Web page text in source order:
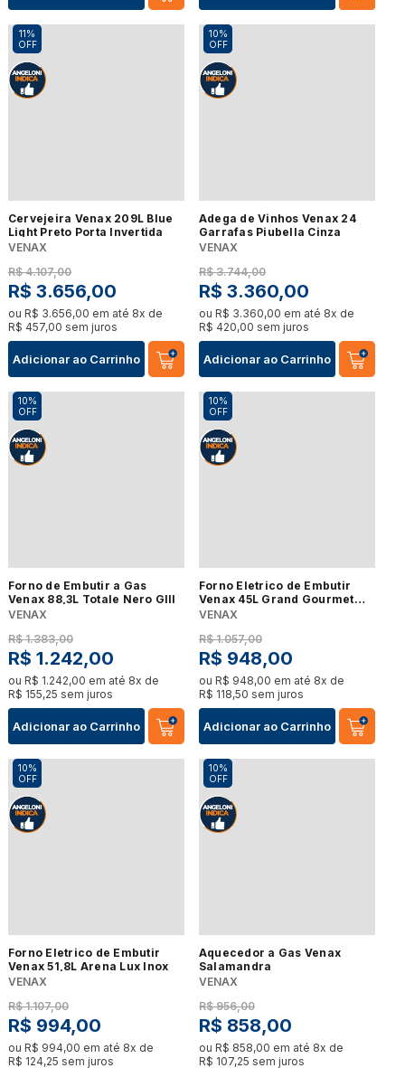
11%
OFF
Cervejeira Venax 209L Blue
Light Preto Porta Invertida
VENAX
R$ 4.107,00
R$ 3.656,00
ou R$ 3.656,00 em até 8x de
R$ 457,00 sem juros
Adicionar ao Carrinho
10%
OFF
Adega de Vinhos Venax 24
Garrafas Piubella Cinza
VENAX
R$ 3.744,00
R$ 3.360,00
ou R$ 3.360,00 em até 8x de
R$ 420,00 sem juros
Adicionar ao Carrinho
10%
OFF
Forno de Embutir a Gas
Venax 88,3L Totale Nero GIII
VENAX
R$ 1.383,00
R$ 1.242,00
ou R$ 1.242,00 em até 8x de
R$ 155,25 sem juros
Adicionar ao Carrinho
10%
OFF
Forno Eletrico de Embutir
Venax 45L Grand Gourmet
Inox
VENAX
R$ 1.057,00
R$ 948,00
ou R$ 948,00 em até 8x de
R$ 118,50 sem juros
Adicionar ao Carrinho
10%
OFF
Forno Eletrico de Embutir
Venax 51,8L Arena Lux Inox
VENAX
R$ 1.107,00
R$ 994,00
ou R$ 994,00 em até 8x de
R$ 124,25 sem juros
10%
OFF
Aquecedor a Gas Venax
Salamandra
VENAX
R$ 956,00
R$ 858,00
ou R$ 858,00 em até 8x de
R$ 107,25 sem juros